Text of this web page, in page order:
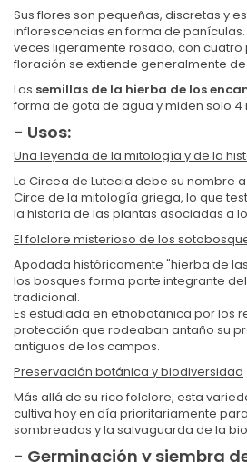
Sus flores son pequeñas, discretas y
inflorescencias en forma de
veces ligeramente rosado, con cuatro
floración se extiende generalmente
Las semillas de la hierba de los
forma de gota de agua y miden solo
- Usos:
Una leyenda de la mitología y de la
La Circea de Lutecia debe su nombre
Circe de la mitología griega, lo que
la historia de las plantas asociadas a
El folclore misterioso de los
Apodada históricamente "hierba de
los bosques forma parte integrante
tradicional.
Es estudiada en etnobotánica por los
protección que rodeaban antaño su
antiguos de los campos.
Preservación botánica y biodiversidad
Más allá de su rico folclore, esta
cultiva hoy en día prioritariamente
sombreadas y la salvaguarda de la
- Germinación y siembra